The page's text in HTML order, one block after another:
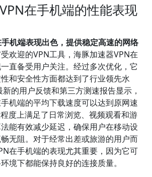
在手机端的性能表现
机端表现出色，提供稳定高速的网络
欢迎的VPN工具，海豚加速器VPN在
直备受用户关注。经过多次优化，它
和安全性方面都达到了行业领先水
的用户反馈和第三方测速报告显示，
机端的平均下载速度可以达到原网速
度上满足了日常浏览、视频观看和游
能有效减少延迟，确保用户在移动设
无阻。对于经常出差或旅游的用户而
在手机端的表现尤其重要，因为它可
境下都能保持良好的连接质量。